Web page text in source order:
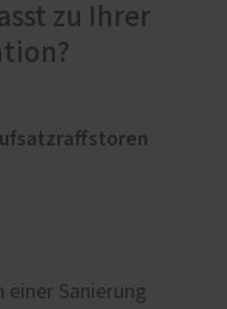
zu Ihrer
einer Sanierung